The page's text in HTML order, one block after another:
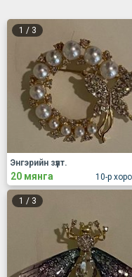
1 / 3
10-р
Энгэрийн зүүлт.
20 мянга
1 / 3